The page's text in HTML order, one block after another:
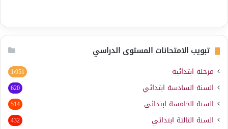
تبويب الامتحانات المستوى الدراسي
مرحلة ابتدائية 1٬951
السنة السادسة ابتدائي 620
السنة الخامسة ابتدائي 514
السنة الثالثة ابتدائي 432